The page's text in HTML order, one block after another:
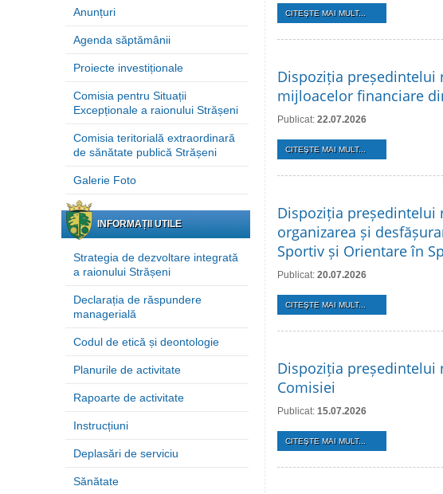
Anunțuri
Agenda săptămânii
Proiecte investiționale
Comisia pentru Situații
Excepționale a raionului Strășeni
Comisia teritorială extraordinară
de sănătate publică Strășeni
Galerie Foto
INFORMAȚII UTILE
Strategia de dezvoltare integrată
a raionului Strășeni
Declarația de răspundere
managerială
Codul de etică și deontologie
Planurile de activitate
Rapoarte de activitate
Instrucțiuni
Deplasări de serviciu
Sănătate
CITEŞTE MAI MULT...
Dispoziția președintelui
mijloacelor financiare
Publicat: 22.07.2026
CITEŞTE MAI MULT...
Dispoziția președintelui
organizarea și
Sportiv și Orientare în
Publicat: 20.07.2026
CITEŞTE MAI MULT...
Dispoziția președintelui
Comisiei
Publicat: 15.07.2026
CITEŞTE MAI MULT...